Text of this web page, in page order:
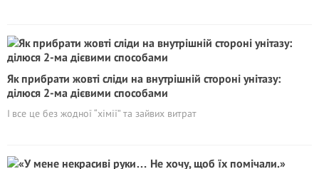
Як прибрати жовті сліди на внутрішній стороні унітазу:
ділюся 2-ма дієвими способами
І все це без жодної “хімії” та зайвих витрат